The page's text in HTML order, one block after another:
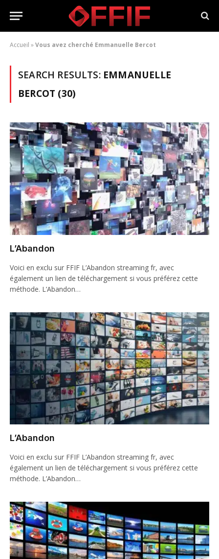
Accueil »Vous avez cherché Emmanuelle Bercot
SEARCH RESULTS: EMMANUELLE
BERCOT (30)
L’Abandon
Voici en exclu sur FFIF L’Abandon streaming fr, avec
également un lien de téléchargement si vous préférez cette
méthode. L’Abandon…
L’Abandon
Voici en exclu sur FFIF L’Abandon streaming fr, avec
également un lien de téléchargement si vous préférez cette
méthode. L’Abandon…